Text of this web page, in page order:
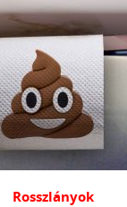
Rosszlányok